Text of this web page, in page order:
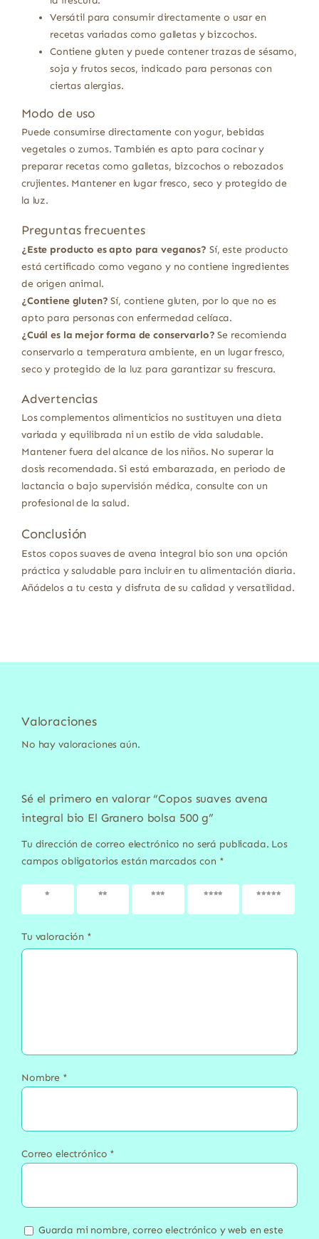
Versátil para consumir directamente o usar en
recetas variadas como galletas y bizcochos.
Contiene gluten y puede contener trazas de sésamo,
soja y frutos secos, indicado para personas con
ciertas alergias.
Modo de uso
Puede consumirse directamente con yogur, bebidas
vegetales o zumos. También es apto para cocinar y
preparar recetas como galletas, bizcochos o rebozados
crujientes. Mantener en lugar fresco, seco y protegido de
la luz.
Preguntas frecuentes
¿Este producto es apto para veganos? Sí, este producto
está certificado como vegano y no contiene ingredientes
de origen animal.
¿Contiene gluten? Sí, contiene gluten, por lo que no es
apto para personas con enfermedad celíaca.
¿Cuál es la mejor forma de conservarlo? Se recomienda
conservarlo a temperatura ambiente, en un lugar fresco,
seco y protegido de la luz para garantizar su frescura.
Advertencias
Los complementos alimenticios no sustituyen una dieta
variada y equilibrada ni un estilo de vida saludable.
Mantener fuera del alcance de los niños. No superar la
dosis recomendada. Si está embarazada, en periodo de
lactancia o bajo supervisión médica, consulte con un
profesional de la salud.
Conclusión
Estos copos suaves de avena integral bio son una opción
práctica y saludable para incluir en tu alimentación diaria.
Añádelos a tu cesta y disfruta de su calidad y versatilidad.
Valoraciones
No hay valoraciones aún.
Sé el primero en valorar “Copos suaves avena
integral bio El Granero bolsa 500 g”
Tu dirección de correo electrónico no será publicada. Los
campos obligatorios están marcados con *
1 de 5
2 de 5
3 de 5
4 de 5
5 de 5
Tu valoración *
Nombre *
Correo electrónico *
Guarda mi nombre, correo electrónico y web en este